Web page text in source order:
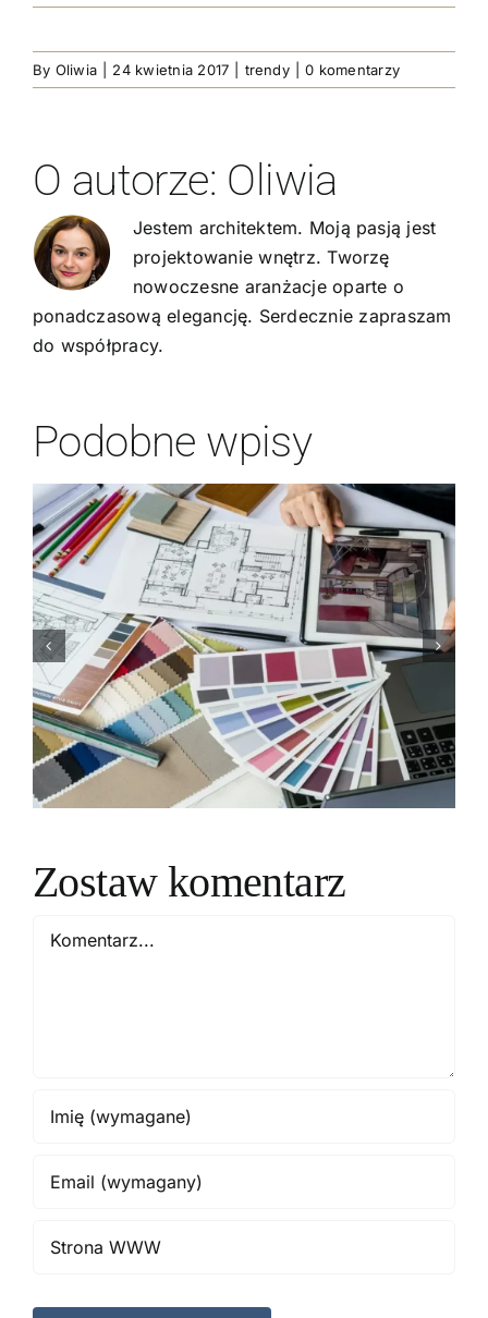
By Oliwia 24 kwietnia 2017 trendy 0 komentarzy
O autorze: Oliwia
Jestem architektem. Moją pasją jest
projektowanie wnętrz. Tworzę
nowoczesne aranżacje oparte o
ponadczasową elegancję. Serdecznie zapraszam
do współpracy.
Podobne wpisy
Z jakich materiałów
korzysta projektant
wnętrz z Katowic,
aby zapewnić
trwałość i estetykę?
Zostaw komentarz